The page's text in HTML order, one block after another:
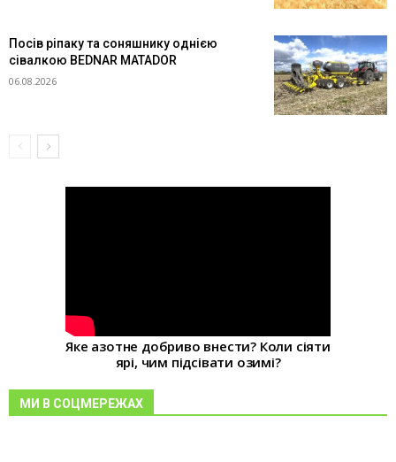
Посів ріпаку та соняшнику однією
сівалкою BEDNAR MATADOR
06.08.2026
Яке азотне добриво внести? Коли сіяти
ярі, чим підсівати озимі?
МИ В СОЦМЕРЕЖАХ